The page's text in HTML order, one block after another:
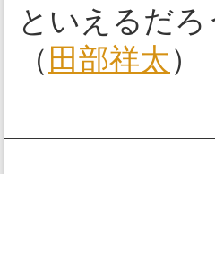
といえるだろ
（ 田部祥太）